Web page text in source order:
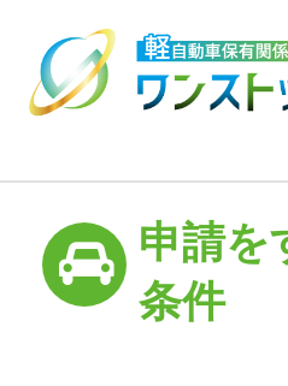
申請を
条件